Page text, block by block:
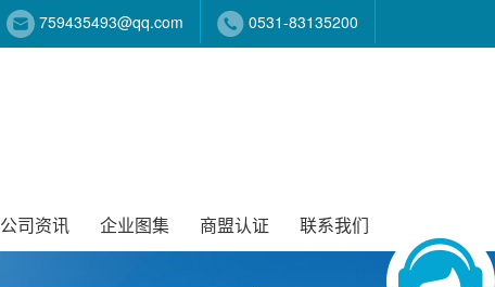
759435493@qq.com 0531-83135200
公司资讯 企业图集 商盟认证 联系我们